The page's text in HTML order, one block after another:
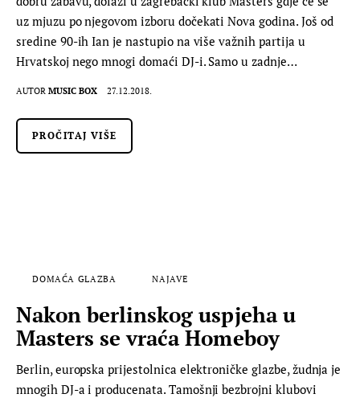
uz mjuzu po njegovom izboru dočekati Nova godina. Još od
sredine 90-ih Ian je nastupio na više važnih partija u
Hrvatskoj nego mnogi domaći DJ-i. Samo u zadnje…
AUTOR MUSIC BOX 27.12.2018.
PROČITAJ VIŠE
DOMAĆA GLAZBA NAJAVE
Nakon berlinskog uspjeha u
Masters se vraća Homeboy
Berlin, europska prijestolnica elektroničke glazbe, žudnja je
mnogih DJ-a i producenata. Tamošnji bezbrojni klubovi